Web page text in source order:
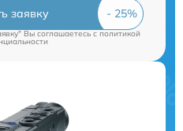
заявку
Вы соглашаетесь cполитикой